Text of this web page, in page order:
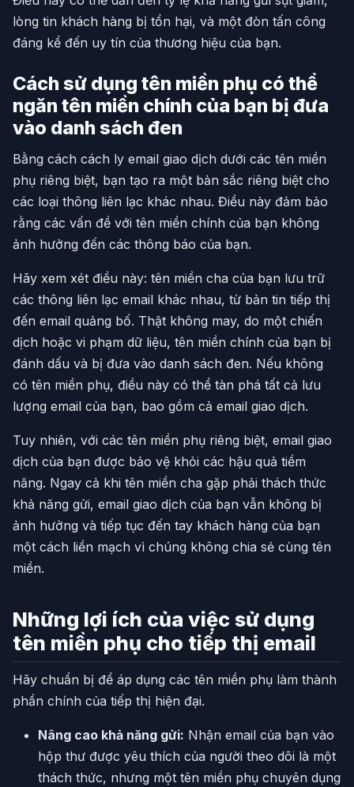
lòng tin khách hàng bị tổn hại, và một đòn tấn công
đáng kể đến uy tín của thương hiệu của bạn.
Cách sử dụng tên miền phụ có thể
ngăn tên miền chính của bạn bị đưa
vào danh sách đen
Bằng cách cách ly email giao dịch dưới các tên miền
phụ riêng biệt, bạn tạo ra một bản sắc riêng biệt cho
các loại thông liên lạc khác nhau. Điều này đảm bảo
rằng các vấn đề với tên miền chính của bạn không
ảnh hưởng đến các thông báo của bạn.
Hãy xem xét điều này: tên miền cha của bạn lưu trữ
các thông liên lạc email khác nhau, từ bản tin tiếp thị
đến email quảng bố. Thật không may, do một chiến
dịch hoặc vi phạm dữ liệu, tên miền chính của bạn bị
đánh dấu và bị đưa vào danh sách đen. Nếu không
có tên miền phụ, điều này có thể tàn phá tất cả lưu
lượng email của bạn, bao gồm cả email giao dịch.
Tuy nhiên, với các tên miền phụ riêng biệt, email giao
dịch của bạn được bảo vệ khỏi các hậu quả tiềm
năng. Ngay cả khi tên miền cha gặp phải thách thức
khả năng gửi, email giao dịch của bạn vẫn không bị
ảnh hưởng và tiếp tục đến tay khách hàng của bạn
một cách liền mạch vì chúng không chia sẻ cùng tên
miền.
Những lợi ích của việc sử dụng
tên miền phụ cho tiếp thị email
Hãy chuẩn bị để áp dụng các tên miền phụ làm thành
phần chính của tiếp thị hiện đại.
Nâng cao khả năng gửi: Nhận email của bạn vào
hộp thư được yêu thích của người theo dõi là một
thách thức, nhưng một tên miền phụ chuyên dụng